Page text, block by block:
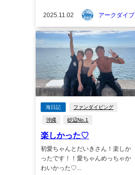
2025.11.02 アークダイブ
海日記 ファンダイビング
沖縄 砂辺No.1
楽しかった♡
初愛ちゃんとだいきさん！楽しか
ったです！！愛ちゃんめっちゃか
わいかった♡...